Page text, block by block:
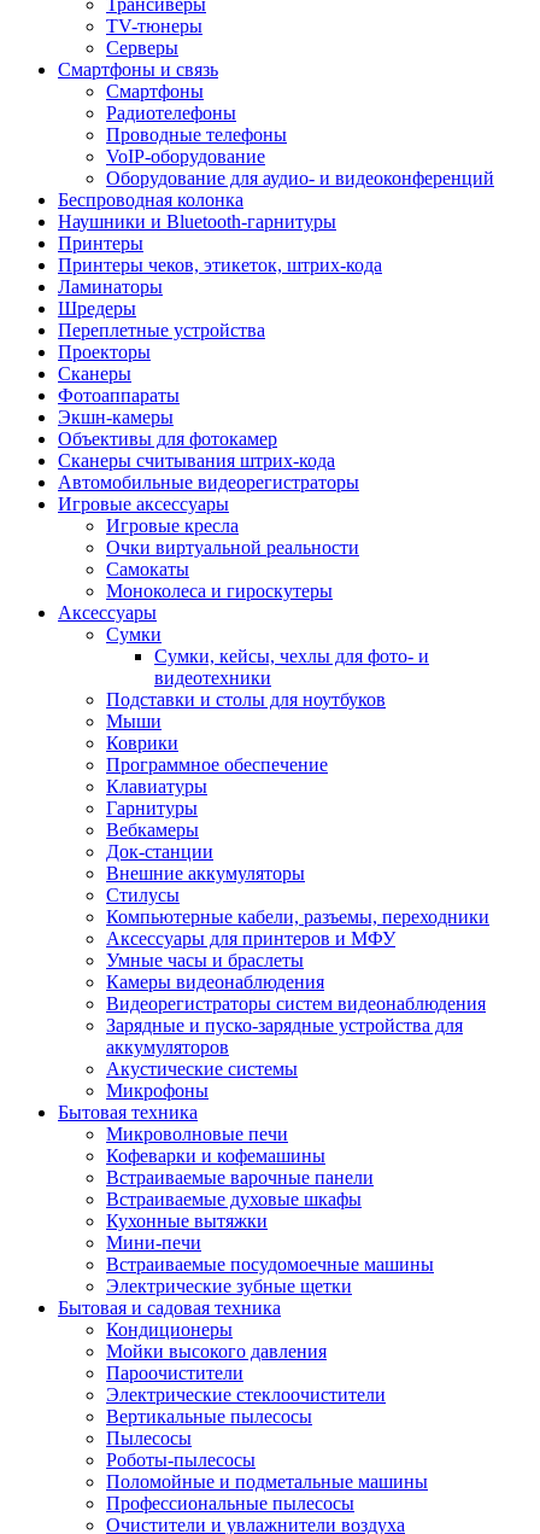
Трансиверы
TV-тюнеры
Серверы
Смартфоны и связь
Смартфоны
Радиотелефоны
Проводные телефоны
VoIP-оборудование
Оборудование для аудио- и видеоконференций
Беспроводная колонка
Наушники и Bluetooth-гарнитуры
Принтеры
Принтеры чеков, этикеток, штрих-кода
Ламинаторы
Шредеры
Переплетные устройства
Проекторы
Сканеры
Фотоаппараты
Экшн-камеры
Объективы для фотокамер
Сканеры считывания штрих-кода
Автомобильные видеорегистраторы
Игровые аксессуары
Игровые кресла
Очки виртуальной реальности
Самокаты
Моноколеса и гироскутеры
Аксессуары
Сумки
Сумки, кейсы, чехлы для фото- и
видеотехники
Подставки и столы для ноутбуков
Мыши
Коврики
Программное обеспечение
Клавиатуры
Гарнитуры
Вебкамеры
Док-станции
Внешние аккумуляторы
Стилусы
Компьютерные кабели, разъемы, переходники
Аксессуары для принтеров и МФУ
Умные часы и браслеты
Камеры видеонаблюдения
Видеорегистраторы систем видеонаблюдения
Зарядные и пуско-зарядные устройства для
аккумуляторов
Акустические системы
Микрофоны
Бытовая техника
Микроволновые печи
Кофеварки и кофемашины
Встраиваемые варочные панели
Встраиваемые духовые шкафы
Кухонные вытяжки
Мини-печи
Встраиваемые посудомоечные машины
Электрические зубные щетки
Бытовая и садовая техника
Кондиционеры
Мойки высокого давления
Пароочистители
Электрические стеклоочистители
Вертикальные пылесосы
Пылесосы
Роботы-пылесосы
Поломойные и подметальные машины
Профессиональные пылесосы
Очистители и увлажнители воздуха